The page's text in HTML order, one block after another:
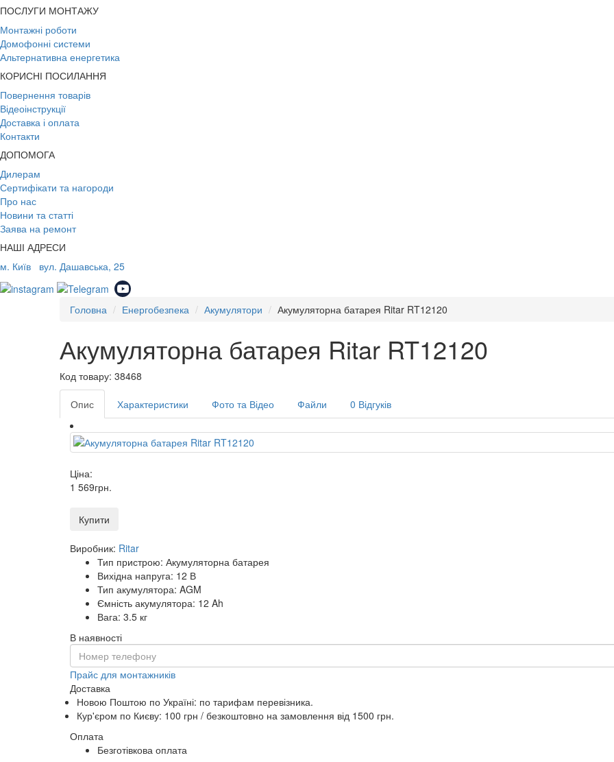
ПОСЛУГИ МОНТАЖУ
Монтажні роботи
Домофонні системи
Альтернативна енергетика
КОРИСНІ ПОСИЛАННЯ
Повернення товарів
Відеоінструкції
Доставка і оплата
Контакти
ДОПОМОГА
Дилерам
Сертифікати та нагороди
Про нас
Новини та статті
Заява на ремонт
НАШІ АДРЕСИ
м. Київ
вул. Дашавська, 25
Головна Енергобезпека Акумулятори Акумуляторна батарея Ritar RT12120
Акумуляторна батарея Ritar RT12120
Код товару: 38468
Опис Характеристики Фото та Відео Файли 0 Відгуків
Ціна:
1 569грн.
Купити
Виробник: Ritar
Тип пристрою: Акумуляторна батарея
Вихідна напруга: 12 В
Тип акумулятора: AGM
Ємність акумулятора: 12 Ah
Вага: 3.5 кг
В наявності
Прайс для монтажників
Доставка
Новою Поштою по Україні: по тарифам перевізника.
Кур'єром по Києву: 100 грн / безкоштовно на замовлення від 1500 грн.
Оплата
Безготівкова оплата